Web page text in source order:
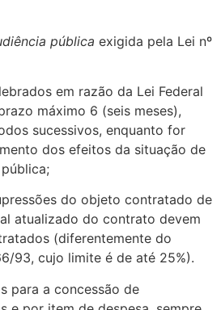
pública exigida pela Lei nº
em razão da Lei Federal
máximo 6 (seis meses),
sucessivos, enquanto for
dos efeitos da situação de
do objeto contratado de
atualizado do contrato devem
(diferentemente do
93, cujo limite é de até 25%).
para a concessão de